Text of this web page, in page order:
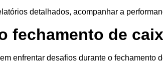
detalhados, acompanhar a
fechamento de
enfrentar desafios durante o fechamento